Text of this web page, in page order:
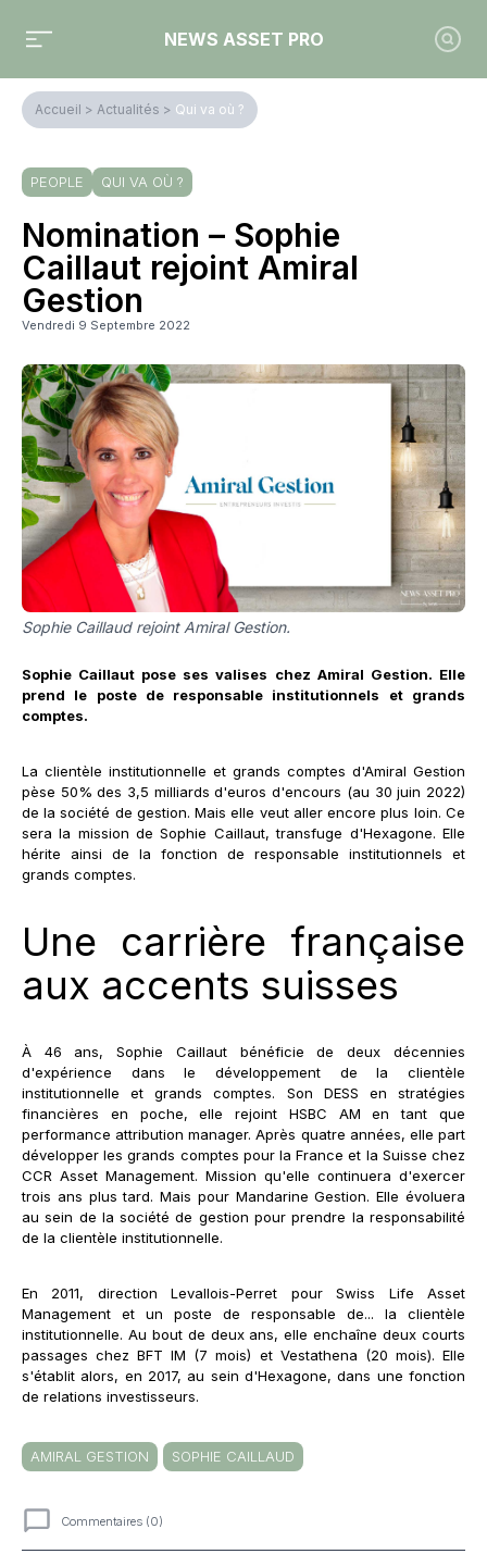
NEWS ASSET PRO
Accueil > Actualités > Qui va où ?
PEOPLE QUI VA OÙ ?
Nomination – Sophie
Caillaut rejoint Amiral
Gestion
Vendredi 9 Septembre 2022
Sophie Caillaud rejoint Amiral Gestion.
Sophie Caillaut pose ses valises chez Amiral Gestion. Elle
prend le poste de responsable institutionnels et grands
comptes.
La clientèle institutionnelle et grands comptes d'Amiral Gestion
pèse 50% des 3,5 milliards d'euros d'encours (au 30 juin 2022)
de la société de gestion. Mais elle veut aller encore plus loin. Ce
sera la mission de Sophie Caillaut, transfuge d'Hexagone. Elle
hérite ainsi de la fonction de responsable institutionnels et
grands comptes.
Une carrière française
aux accents suisses
À 46 ans, Sophie Caillaut bénéficie de deux décennies
d'expérience dans le développement de la clientèle
institutionnelle et grands comptes. Son DESS en stratégies
financières en poche, elle rejoint HSBC AM en tant que
performance attribution manager. Après quatre années, elle part
développer les grands comptes pour la France et la Suisse chez
CCR Asset Management. Mission qu'elle continuera d'exercer
trois ans plus tard. Mais pour Mandarine Gestion. Elle évoluera
au sein de la société de gestion pour prendre la responsabilité
de la clientèle institutionnelle.
En 2011, direction Levallois-Perret pour Swiss Life Asset
Management et un poste de responsable de... la clientèle
institutionnelle. Au bout de deux ans, elle enchaîne deux courts
passages chez BFT IM (7 mois) et Vestathena (20 mois). Elle
s'établit alors, en 2017, au sein d'Hexagone, dans une fonction
de relations investisseurs.
AMIRAL GESTION SOPHIE CAILLAUD
Commentaires (0)